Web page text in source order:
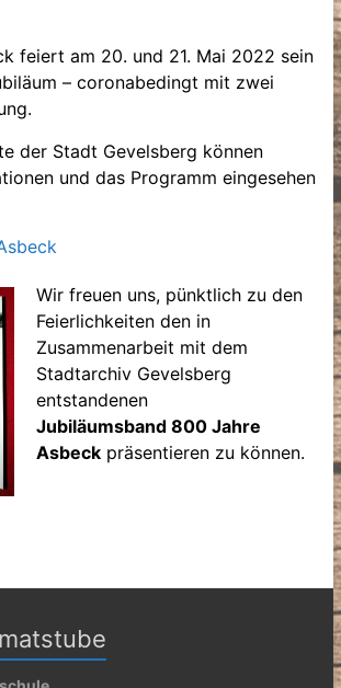
feiert am 20. und 21. Mai 2022 sein
– coronabedingt mit zwei
der Stadt Gevelsberg können
und das Programm eingesehen
Wir freuen uns, pünktlich zu den
Feierlichkeiten den in
Zusammenarbeit mit dem
Stadtarchiv Gevelsberg
entstandenen
Jubiläumsband 800 Jahre
Asbeckpräsentieren zu können.